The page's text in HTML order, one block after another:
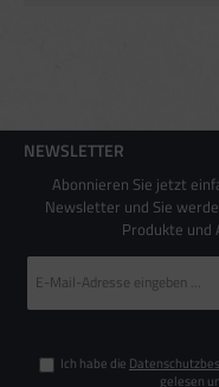
NEWSLETTER
Abonnieren Sie jetzt
Newsletter und Sie
Produkte
Mail-
*
Ich habe die
gelesen